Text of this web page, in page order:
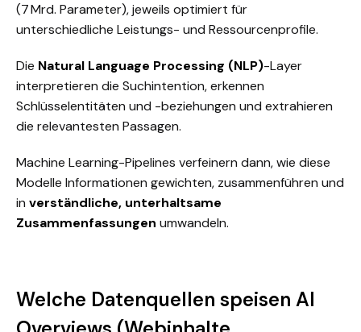
(7 Mrd. Parameter), jeweils optimiert für
unterschiedliche Leistungs- und Ressourcenprofile.
Die Natural Language Processing (NLP)-Layer
interpretieren die Suchintention, erkennen
Schlüsselentitäten und -beziehungen und extrahieren
die relevantesten Passagen.
Machine Learning-Pipelines verfeinern dann, wie diese
Modelle Informationen gewichten, zusammenführen und
in verständliche, unterhaltsame
Zusammenfassungen umwandeln.
Welche Datenquellen speisen AI